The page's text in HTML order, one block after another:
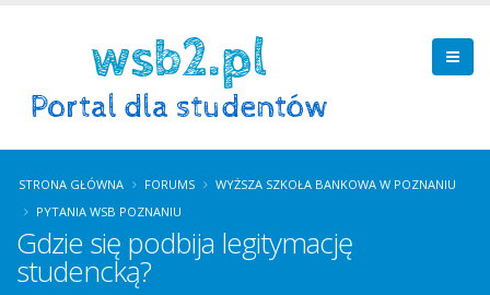
STRONA GŁÓWNA FORUMS
WYŻSZA SZKOŁA BANKOWA W POZNANIU
PYTANIA WSB POZNANIU
Gdzie się podbija legitymację
studencką?